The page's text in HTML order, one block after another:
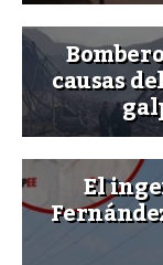
causas
El